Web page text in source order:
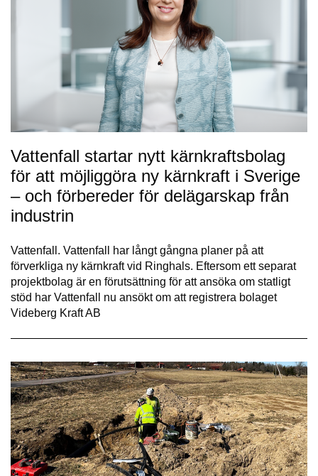
Vattenfall startar nytt kärnkraftsbolag
för att möjliggöra ny kärnkraft i Sverige
– och förbereder för delägarskap från
industrin
Vattenfall. Vattenfall har långt gångna planer på att
förverkliga ny kärnkraft vid Ringhals. Eftersom ett separat
projektbolag är en förutsättning för att ansöka om statligt
stöd har Vattenfall nu ansökt om att registrera bolaget
Videberg Kraft AB